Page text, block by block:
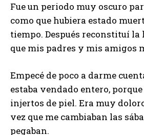
Fue un periodo muy oscuro
como que hubiera estado
tiempo. Después reconstituí
que mis padres y mis amigos
Empecé de poco a darme
estaba vendado entero,
injertos de piel. Era muy
vez que me cambiaban las
pegaban.